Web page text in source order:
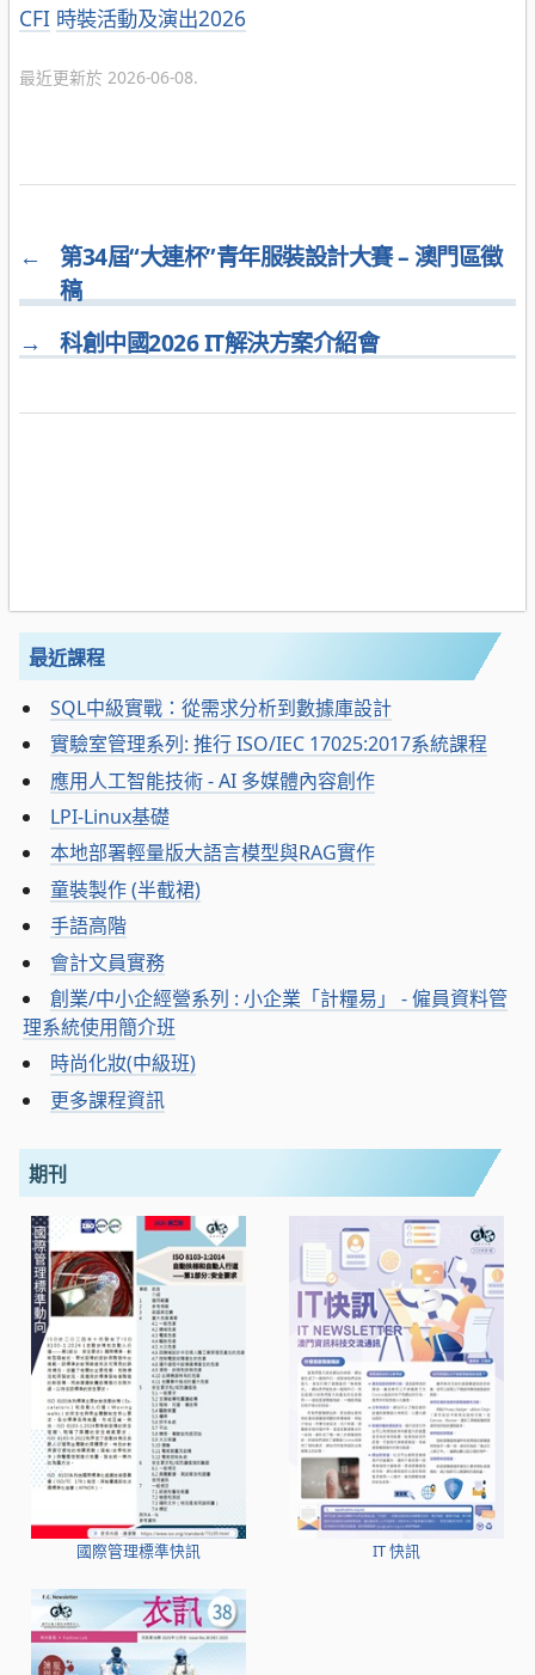
分
CFI 時裝活動及演出2026
最近更新於 2026-06-08.
←
第34屆“大連杯”青年服裝設計大賽 – 澳門區徵
稿
→
科創中國2026 IT解決方案介紹會
最近課程
SQL中級實戰：從需求分析到數據庫設計
實驗室管理系列: 推行 ISO/IEC 17025:2017系統課程
應用人工智能技術 - AI 多媒體內容創作
LPI-Linux基礎
本地部署輕量版大語言模型與RAG實作
童裝製作 (半截裙)
手語高階
會計文員實務
創業/中小企經營系列 : 小企業「計糧易」 - 僱員資料管
理系統使用簡介班
時尚化妝(中級班)
更多課程資訊
期刊
國際管理標準快訊 IT 快訊